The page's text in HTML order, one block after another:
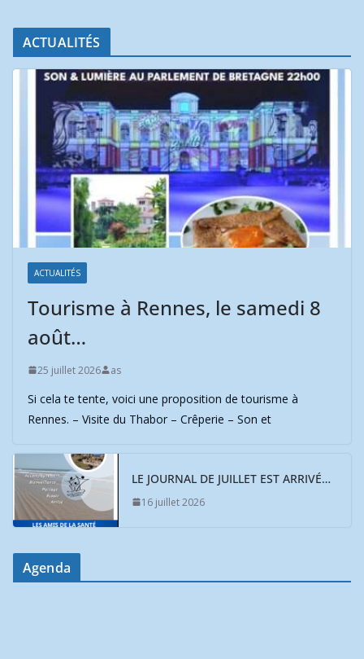
ACTUALITÉS
ACTUALITÉS
Tourisme à Rennes, le samedi 8
août…
25 juillet 2026 as
Si cela te tente, voici une proposition de tourisme à
Rennes. – Visite du Thabor – Crêperie – Son et
LE JOURNAL DE JUILLET EST ARRIVÉ…
16 juillet 2026
Agenda